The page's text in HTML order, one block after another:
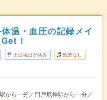
温・血圧の記録メイ
！
土日祝日が休み 残業なし
から---分／門戸厄神駅から---分／